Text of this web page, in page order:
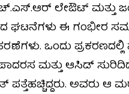
ಲೇಔಟ್ ಮತ್ತು
ಘಟನೆಗಳು ಈ ಗಂಭೀರ
ಒಂದು ಪ್ರಕರಣದಲ್ಲಿ
ಮತ್ತು ಆಸಿಡ್
ಅವರು ಆ